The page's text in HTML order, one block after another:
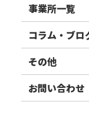
リハスワーク
リハスファーム
事業所一覧
関東エリア
東北エリア
甲信越エリア
コラム・ブロ
事業所ブログ
ご利用者様の声
その他
お知らせ
お問い合わせ